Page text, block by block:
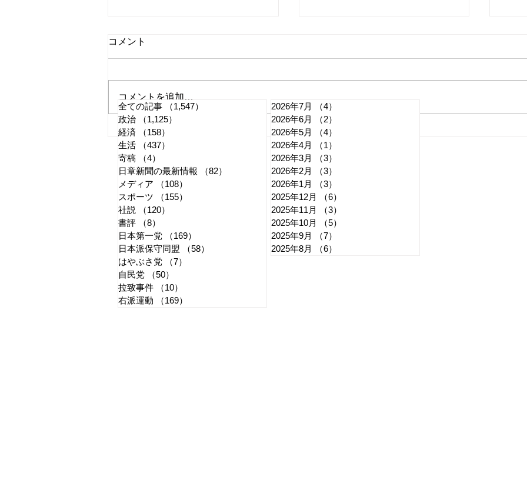
国旗損壊罪はどう運用される
か
れいわ・山本太郎が代表辞
任 日本第一党・桜井誠と似
たような引退劇
コメント
コメントを追加…
全ての記事
（1,547）
政治
（1,125）
経済
（158）
生活
（437）
寄稿
（4）
日章新聞の最新情報
（82）
82件の記事
メディア
（108）
スポーツ
（155）
社説
（120）
書評
（8）
日本第一党
（169）
日本派保守同盟
（58）
はやぶさ党
（7）
自民党
（50）
拉致事件
（10）
右派運動
（169）
2026年7月 （4）
2026年6月
（2）
2026年5月
（4）
2026年4月
（1）
2026年3月
（3）
2026年2月
（3）
2026年1月
（3）
2025年12月
（6）
2025年11月
（3）
2025年10月
（5）
2025年9月
（7）
2025年8月
（6）